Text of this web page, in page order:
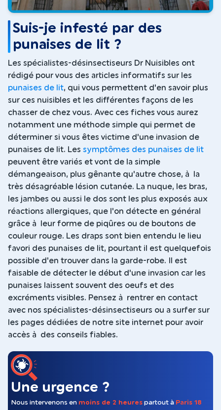
Suis-je infesté par des
punaises de lit ?
Les spécialistes-désinsectiseurs Dr Nuisibles ont
rédigé pour vous des articles informatifs sur les
punaises de lit, qui vous permettent d'en savoir plus
sur ces nuisibles et les différentes façons de les
chasser de chez vous. Avec ces fiches vous aurez
notamment une méthode simple qui permet de
déterminer si vous êtes victime d'une invasion de
punaises de lit. Les symptômes des punaises de lit
peuvent être variés et vont de la simple
démangeaison, plus gênante qu'autre chose, à la
très désagréable lésion cutanée. La nuque, les bras,
les jambes ou aussi le dos sont les plus exposés aux
réactions allergiques, que l'on détecte en général
grâce à leur forme de piqûres ou de boutons de
couleur rouge. Les draps sont bien entendu le lieu
favori des punaises de lit, pourtant il est quelquefois
possible d'en trouver dans la garde-robe. Il est
faisable de détecter le début d'une invasion car les
punaises laissent souvent des oeufs et des
excréments visibles. Pensez à rentrer en contact
avec nos spécialistes-désinsectiseurs ou a surfer sur
les pages dédiées de notre site internet pour avoir
accès à des conseils fiables.
Une urgence ?
Nous intervenons en moins de 2 heures partout à Paris 18